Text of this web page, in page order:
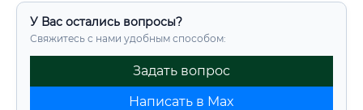
У Вас остались вопросы?
Свяжитесь с нами удобным способом:
Задать вопрос
Написать в Max